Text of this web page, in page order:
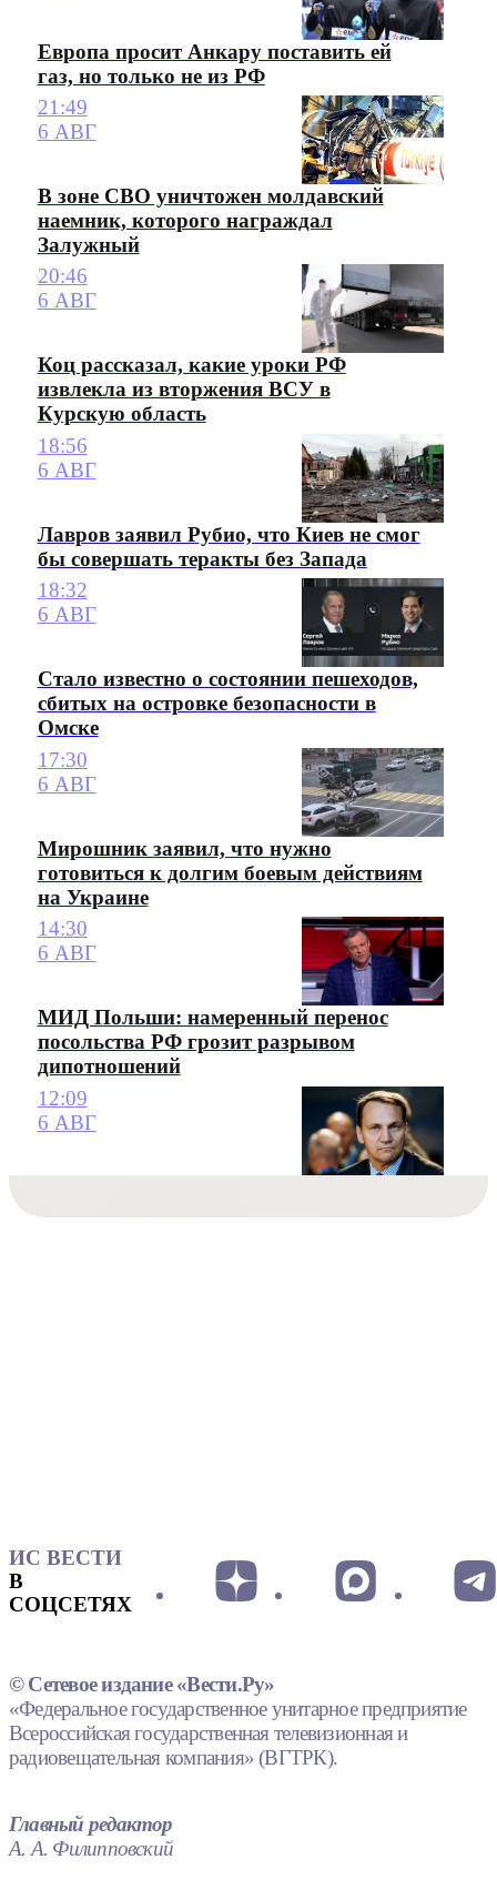
Европа просит Анкару поставить ей
газ, но только не из РФ
21:49
6 АВГ
В зоне СВО уничтожен молдавский
наемник, которого награждал
Залужный
20:46
6 АВГ
Коц рассказал, какие уроки РФ
извлекла из вторжения ВСУ в
Курскую область
18:56
6 АВГ
Лавров заявил Рубио, что Киев не смог
бы совершать теракты без Запада
18:32
6 АВГ
Стало известно о состоянии пешеходов,
сбитых на островке безопасности в
Омске
17:30
6 АВГ
Мирошник заявил, что нужно
готовиться к долгим боевым действиям
на Украине
14:30
6 АВГ
МИД Польши: намеренный перенос
посольства РФ грозит разрывом
дипотношений
12:09
6 АВГ
ИС ВЕСТИ
В
СОЦСЕТЯХ
© Сетевое издание «Вести.Ру»
«Федеральное государственное унитарное предприятие
Всероссийская государственная телевизионная и
радиовещательная компания» (ВГТРК).
Главный редактор
А. А. Филипповский